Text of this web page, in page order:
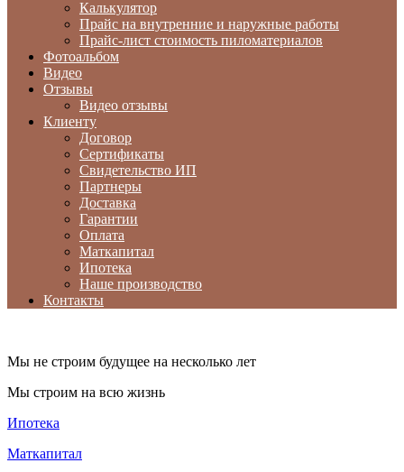
Калькулятор
Прайс на внутренние и наружные работы
Прайс-лист стоимость пиломатериалов
Фотоальбом
Видео
Отзывы
Видео отзывы
Клиенту
Договор
Сертификаты
Свидетельство ИП
Партнеры
Доставка
Гарантии
Оплата
Маткапитал
Ипотека
Наше производство
Контакты
Мы не строим будущее на несколько лет
Мы строим на всю жизнь
Ипотека
Маткапитал